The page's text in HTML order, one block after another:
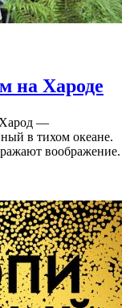
на Хароде
Харод —
в тихом океане.
воображение.